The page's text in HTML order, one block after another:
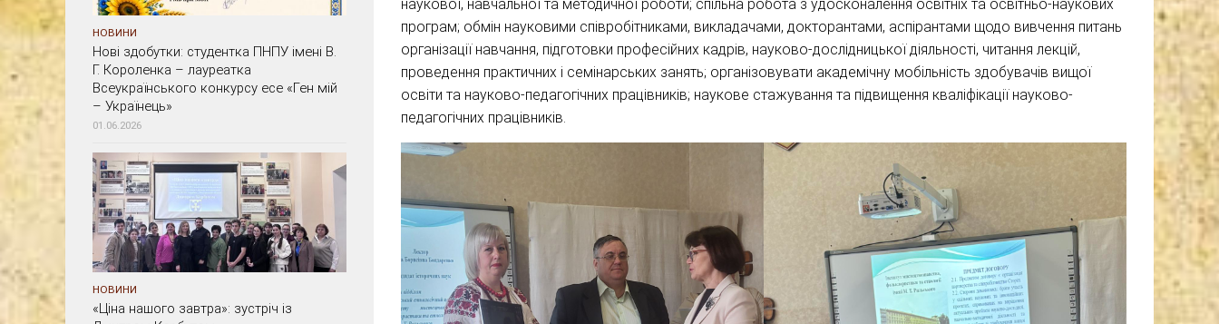
наукової, навчальної та методичної роботи; спільна робота з удосконалення освітніх та освітньо-наукових
програм; обмін науковими співробітниками, викладачами, докторантами, аспірантами щодо вивчення питань
організації навчання, підготовки професійних кадрів, науково-дослідницької діяльності, читання лекцій,
проведення практичних і семінарських занять; організовувати академічну мобільність здобувачів вищої
освіти та науково-педагогічних працівників; наукове стажування та підвищення кваліфікації науково-
педагогічних працівників.
НОВИНИ
Нові здобутки: студентка ПНПУ імені В.
Г. Короленка – лауреатка
Всеукраїнського конкурсу есе «Ген мій
– Українець»
01.06.2026
НОВИНИ
«Ціна нашого завтра»: зустріч із